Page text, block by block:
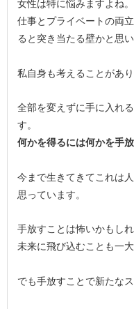
女性は特に悩みますよね。
仕事とプライベートの両
ると突き当たる壁かと思い
私自身も考えることがあり
全部を変えずに手に入れ
す。
何かを得るには何かを手放
今まで生きてきてこれは
思っています。
手放すことは怖いかもしれ
未来に飛び込むことも一
でも手放すことで新たな